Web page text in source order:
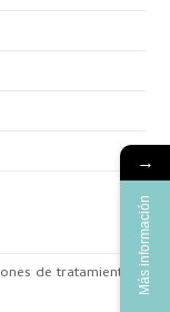
de tratamiento
→
Más información